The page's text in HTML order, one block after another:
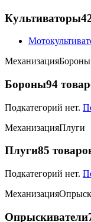
Культиваторы
МеханизацияБороны
Бороны94
Подкатегорий нет.
МеханизацияПлуги
Плуги85
Подкатегорий нет.
Механизация
Опрыскиватели